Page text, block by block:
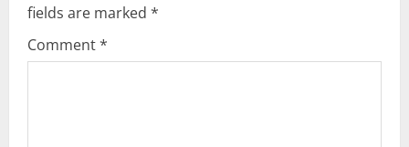
i
g
fields are marked *
Comment*